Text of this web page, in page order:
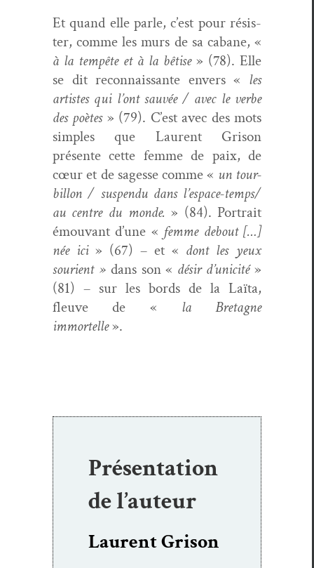
Et quand elle par­le, c’est pour résis­
ter, comme les murs de sa cabane, «
à la tem­pête et à la bêtise» (78). Elle
se dit recon­nais­sante envers « les
artistes qui l’ont sauvée / avec le verbe
des poètes» (79). C’est avec des mots
sim­ples que Lau­rent Gri­son
présente cette femme de paix, de
cœur et de sagesse comme « un tour­
bil­lon / sus­pendu dans l’espace-temps/
au cen­tre du monde. » (84). Por­trait
émou­vant d’une « femme debout […]
née ici» (67) – et « dont les yeux
souri­ent »dans son « désir d’unicité»
(81) – sur les bor­ds de la Laï­ta,
fleuve de « la Bre­tagne
immortelle».
Présentation
de l’auteur
Laurent Grison